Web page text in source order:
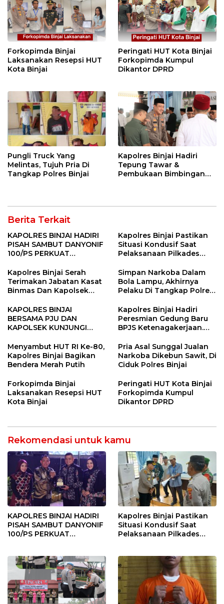
Forkopimda Binjai
Laksanakan Resepsi HUT
Kota Binjai
Peringati HUT Kota Binjai
Forkopimda Kumpul
Dikantor DPRD
Pungli Truck Yang
Melintas, Tujuh Pria Di
Tangkap Polres Binjai
Kapolres Binjai Hadiri
Tepung Tawar &
Pembukaan Bimbingan
Berita Terkait
KAPOLRES BINJAI HADIRI
PISAH SAMBUT DANYONIF
100/PS PERKUAT
Kapolres Binjai Pastikan
Situasi Kondusif Saat
Pelaksanaan Pilkades
Kapolres Binjai Serah
Terimakan Jabatan Kasat
Binmas Dan Kapolsek
Simpan Narkoba Dalam
Bola Lampu, Akhirnya
Pelaku Di Tangkap Polres
KAPOLRES BINJAI
BERSAMA PJU DAN
KAPOLSEK KUNJUNGI
BINJAI
Kapolres Binjai Hadiri
Peresmian Gedung Baru
BPJS Ketenagakerjaan.
Menyeluruh bagi Pekerja”
Menyambut HUT RI Ke-80,
Kapolres Binjai Bagikan
Bendera Merah Putih
Pria Asal Sunggal Jualan
Narkoba Dikebun Sawit, Di
Ciduk Polres Binjai
Forkopimda Binjai
Laksanakan Resepsi HUT
Kota Binjai
Peringati HUT Kota Binjai
Forkopimda Kumpul
Dikantor DPRD
Rekomendasi untuk kamu
KAPOLRES BINJAI HADIRI
PISAH SAMBUT DANYONIF
100/PS PERKUAT
Kapolres Binjai Pastikan
Situasi Kondusif Saat
Pelaksanaan Pilkades